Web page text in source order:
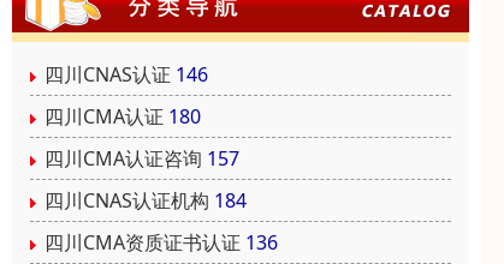
四川CNAS认证 146
四川CMA认证 180
四川CMA认证咨询 157
四川CNAS认证机构 184
四川CMA资质证书认证 136